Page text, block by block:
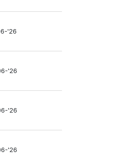
'26
'26
'26
'26